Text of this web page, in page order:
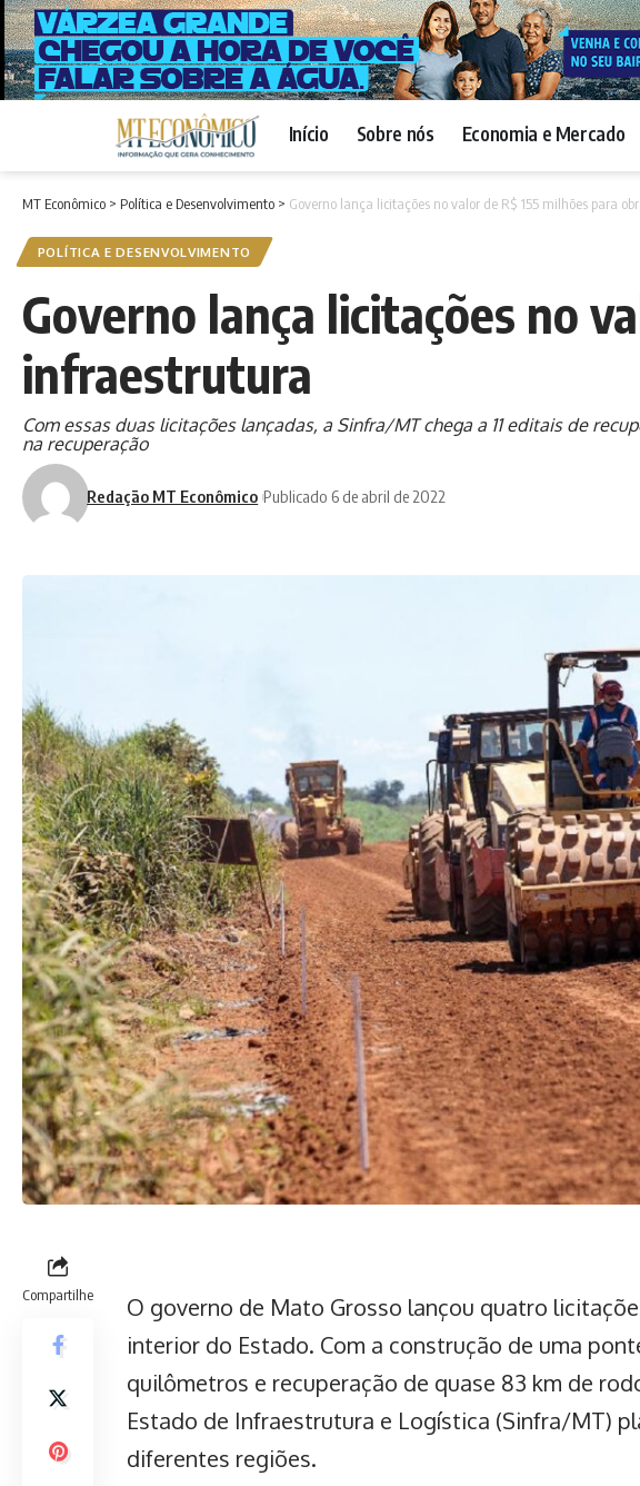
Início Sobre nós Economia e Mercado
MT Econômico > Política e Desenvolvimento > Governo lança licitações no valor de R$ 155 milhões para
POLÍTICA E DESENVOLVIMENTO
Governo lança licitações no
infraestrutura
Com essas duas licitações lançadas, a Sinfra/MT chega a 11 editais de
na recuperação
Redação MT Econômico Publicado 6 de abril de 2022
Compartilhe
O governo de Mato Grosso lançou quatro
interior do Estado. Com a construção de uma
quilômetros e recuperação de quase 83 km de
Estado de Infraestrutura e Logística (Sinfra/MT)
diferentes regiões.